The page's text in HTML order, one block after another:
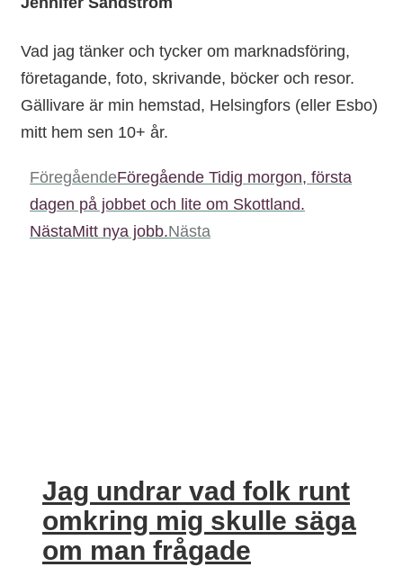
Vad jag tänker och tycker om marknadsföring,
företagande, foto, skrivande, böcker och resor.
Gällivare är min hemstad, Helsingfors (eller Esbo)
mitt hem sen 10+ år.
FöregåendeFöregående Tidig morgon, första
dagen på jobbet och lite om Skottland.
NästaMitt nya jobb.Nästa
Jag undrar vad folk runt
omkring mig skulle säga
om man frågade